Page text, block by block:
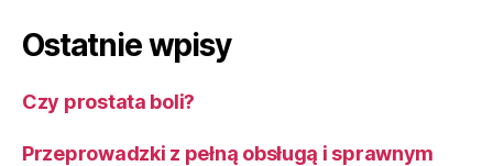
Ostatnie wpisy
Czy prostata boli?
Przeprowadzki z pełną obsługą i sprawnym